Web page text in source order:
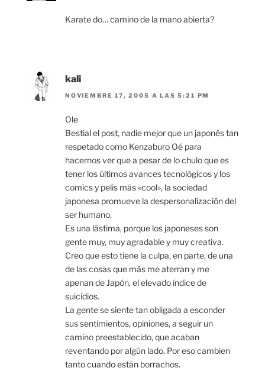
Karate do… camino de la mano abierta?
kali
NOVIEMBRE 17, 2005 A LAS 5:21 PM
Ole
Bestial el post, nadie mejor que un japonés tan
respetado como Kenzaburo Oé para
hacernos ver que a pesar de lo chulo que es
tener los últimos avances tecnológicos y los
comics y pelis más «cool», la sociedad
japonesa promueve la despersonalización del
ser humano.
Es una lástima, porque los japoneses son
gente muy, muy agradable y muy creativa.
Creo que esto tiene la culpa, en parte, de una
de las cosas que más me aterran y me
apenan de Japón, el elevado índice de
suicidios.
La gente se siente tan obligada a esconder
sus sentimientos, opiniones, a seguir un
camino preestablecido, que acaban
reventando por algún lado. Por eso cambien
tanto cuando están borrachos.